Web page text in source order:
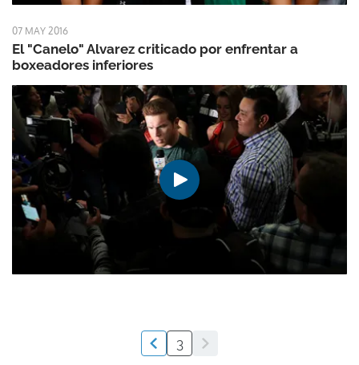
07 MAY 2016
El "Canelo" Alvarez criticado por enfrentar a
boxeadores inferiores
3